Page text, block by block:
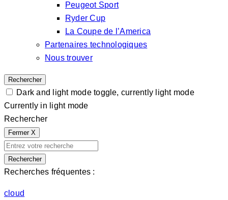
Peugeot Sport
Ryder Cup
La Coupe de l’America
Partenaires technologiques
Nous trouver
Rechercher
Dark and light mode toggle, currently light mode
Currently in light mode
Rechercher
Fermer X
Rechercher
Recherches fréquentes :
cloud